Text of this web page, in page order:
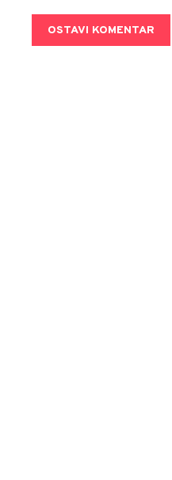
OSTAVI KOMENTAR